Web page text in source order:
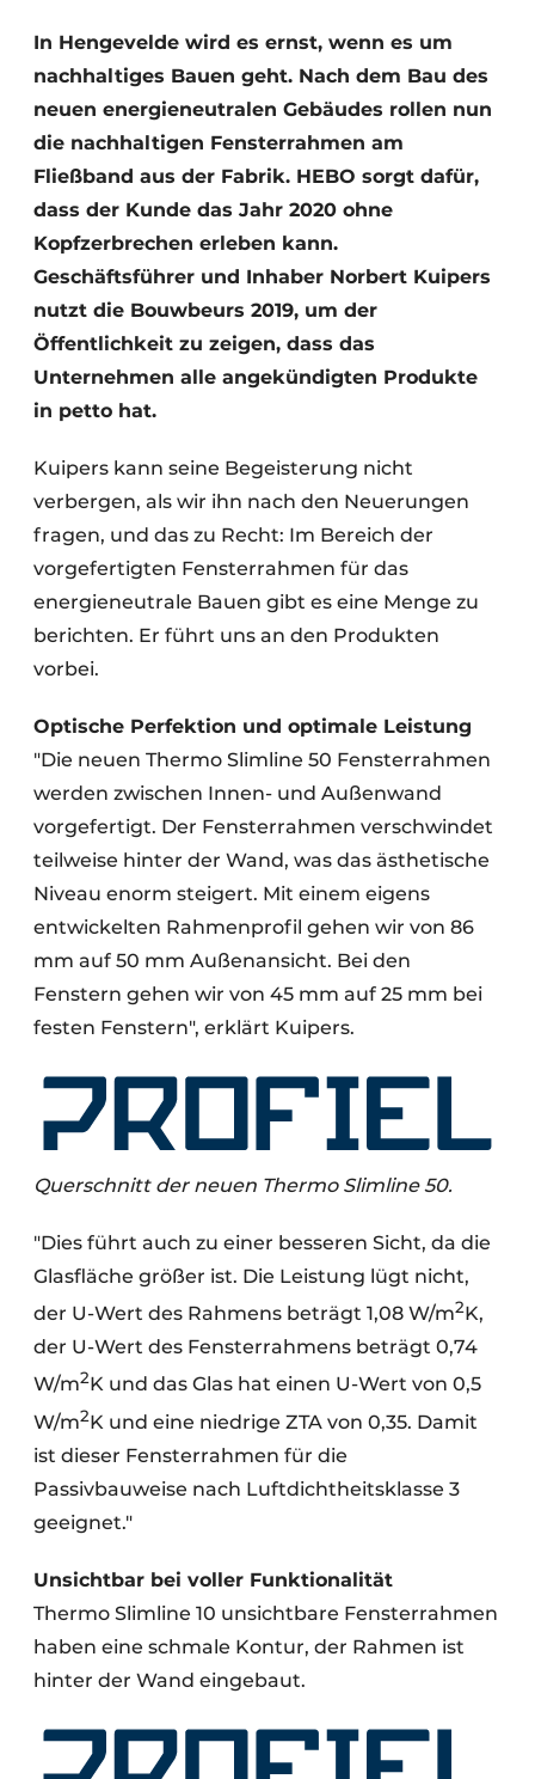
Einladung zu einem Rundtischgespräch - 20 Jahre
Profil
Ein Stellenangebot registrieren
Offene Stellen
Videos
In Hengevelde wird es ernst, wenn es um
nachhaltiges Bauen geht. Nach dem Bau des
neuen energieneutralen Gebäudes rollen nun
die nachhaltigen Fensterrahmen am
Fließband aus der Fabrik. HEBO sorgt dafür,
dass der Kunde das Jahr 2020 ohne
Kopfzerbrechen erleben kann.
Geschäftsführer und Inhaber Norbert Kuipers
nutzt die Bouwbeurs 2019, um der
Öffentlichkeit zu zeigen, dass das
Unternehmen alle angekündigten Produkte
in petto hat.
Kuipers kann seine Begeisterung nicht
verbergen, als wir ihn nach den Neuerungen
fragen, und das zu Recht: Im Bereich der
vorgefertigten Fensterrahmen für das
energieneutrale Bauen gibt es eine Menge zu
berichten. Er führt uns an den Produkten
vorbei.
Optische Perfektion und optimale Leistung
"Die neuen Thermo Slimline 50 Fensterrahmen
werden zwischen Innen- und Außenwand
vorgefertigt. Der Fensterrahmen verschwindet
teilweise hinter der Wand, was das ästhetische
Niveau enorm steigert. Mit einem eigens
entwickelten Rahmenprofil gehen wir von 86
mm auf 50 mm Außenansicht. Bei den
Fenstern gehen wir von 45 mm auf 25 mm bei
festen Fenstern", erklärt Kuipers.
Querschnitt der neuen Thermo Slimline 50.
"Dies führt auch zu einer besseren Sicht, da die
Glasfläche größer ist. Die Leistung lügt nicht,
der U-Wert des Rahmens beträgt 1,08 W/m2K,
der U-Wert des Fensterrahmens beträgt 0,74
W/m2K und das Glas hat einen U-Wert von 0,5
W/m2K und eine niedrige ZTA von 0,35. Damit
ist dieser Fensterrahmen für die
Passivbauweise nach Luftdichtheitsklasse 3
geeignet."
Unsichtbar bei voller Funktionalität
Thermo Slimline 10 unsichtbare Fensterrahmen
haben eine schmale Kontur, der Rahmen ist
hinter der Wand eingebaut.